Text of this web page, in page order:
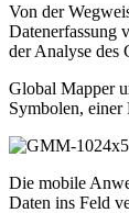
Von der
Datenerfassung
der Analyse des
Global Mapper
Symbolen, einer
Die mobile
Daten ins Feld